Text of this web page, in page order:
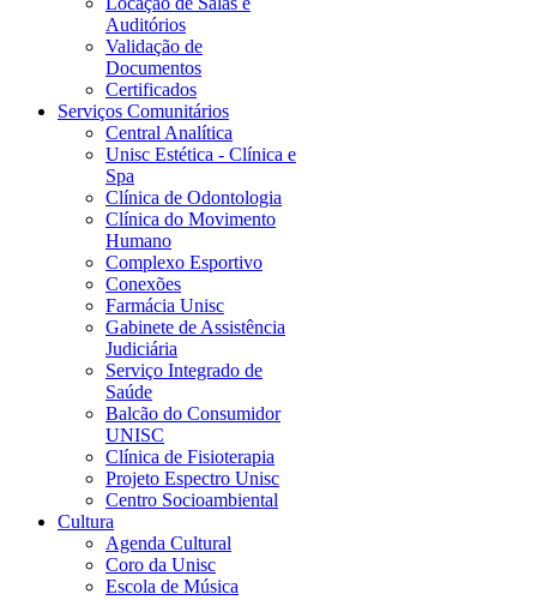
Auditórios
Validação de
Documentos
Certificados
Serviços Comunitários
Central Analítica
Unisc Estética - Clínica e
Spa
Clínica de Odontologia
Clínica do Movimento
Humano
Complexo Esportivo
Conexões
Farmácia Unisc
Gabinete de Assistência
Judiciária
Serviço Integrado de
Saúde
Balcão do Consumidor
UNISC
Clínica de Fisioterapia
Projeto Espectro Unisc
Centro Socioambiental
Cultura
Agenda Cultural
Coro da Unisc
Escola de Música